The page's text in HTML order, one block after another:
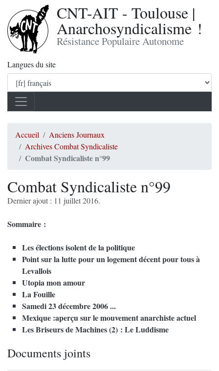
CNT-AIT - Toulouse |
Anarchosyndicalisme !
Résistance Populaire Autonome
Langues du site
Accueil
Anciens Journaux
Archives Combat Syndicaliste
Combat Syndicaliste n°99
Combat Syndicaliste n°99
Dernier ajout : 11 juillet 2016.
Sommaire :
Les élections isolent de la politique
Point sur la lutte pour un logement décent pour tous à
Levallois
Utopia mon amour
La Fouille
Samedi 23 décembre 2006 ...
Mexique :aperçu sur le mouvement anarchiste actuel
Les Briseurs de Machines (2) : Le Luddisme
Documents joints